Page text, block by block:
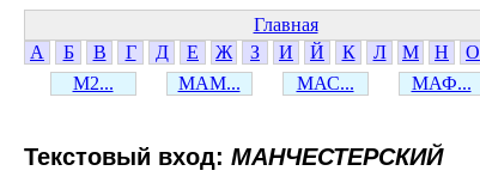
Главная
А
Б В Г Д Е Ж З И Й К Л М Н О
М2...
МАМ... МАС... МАФ...
Текстовый вход: МАНЧЕСТЕРСКИЙ